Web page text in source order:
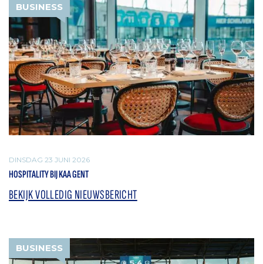
BUSINESS
DINSDAG 23 JUNI 2026
HOSPITALITY BIJ KAA GENT
BEKIJK VOLLEDIG NIEUWSBERICHT
BUSINESS